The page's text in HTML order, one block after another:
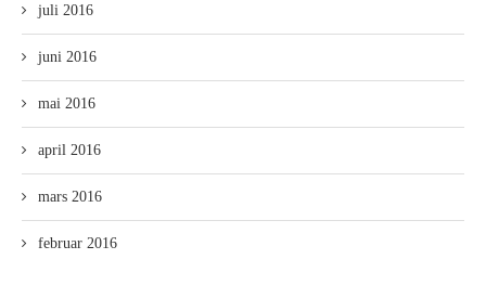
juli 2016
juni 2016
mai 2016
april 2016
mars 2016
februar 2016